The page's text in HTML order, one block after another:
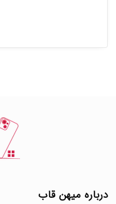
درباره میهن قاب